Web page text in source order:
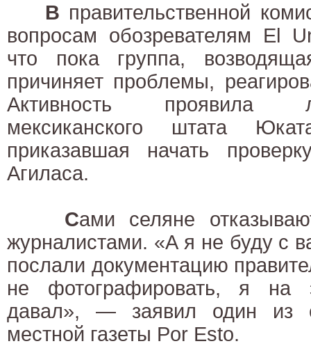
В правительственной
вопросам обозревателям El
что пока группа,
причиняет проблемы,
Активность проявила
мексиканского штата
приказавшая начать
Агиласа.
Сами селяне
журналистами. «А я не буду с
послали документацию
не фотографировать, я на
давал», — заявил один из
местной газеты Por Esto.